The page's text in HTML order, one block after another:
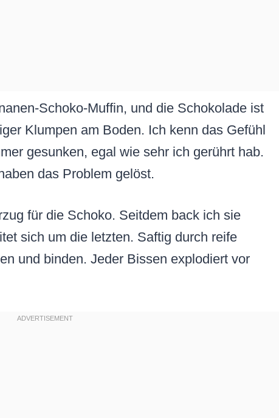
Schoko-Muffin, und die Schokolade ist
Klumpen am Boden. Ich kenn das Gefühl
gesunken, egal wie sehr ich gerührt hab.
das Problem gelöst.
für die Schoko. Seitdem back ich sie
sich um die letzten. Saftig durch reife
und binden. Jeder Bissen explodiert vor